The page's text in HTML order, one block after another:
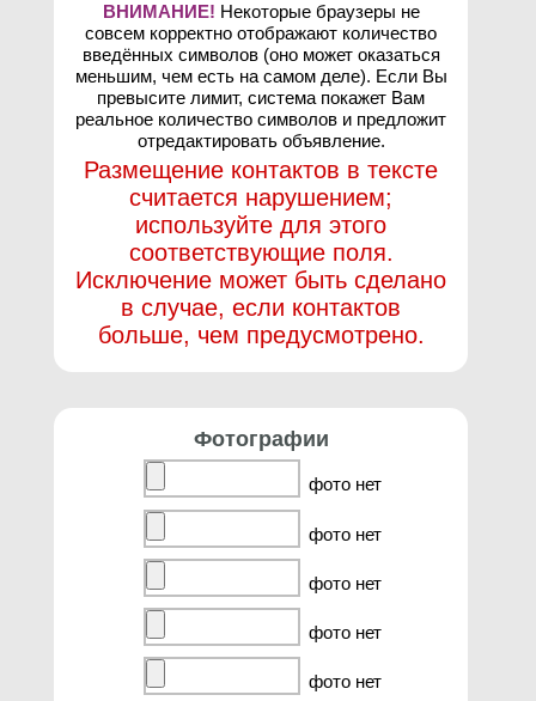
ВНИМАНИЕ! Некоторые браузеры не
совсем корректно отображают количество
введённых символов (оно может оказаться
меньшим, чем есть на самом деле). Если Вы
превысите лимит, система покажет Вам
реальное количество символов и предложит
отредактировать объявление.
Размещение контактов в тексте
считается нарушением;
используйте для этого
соответствующие поля.
Исключение может быть сделано
в случае, если контактов
больше, чем предусмотрено.
Фотографии
фото нет
фото нет
фото нет
фото нет
фото нет